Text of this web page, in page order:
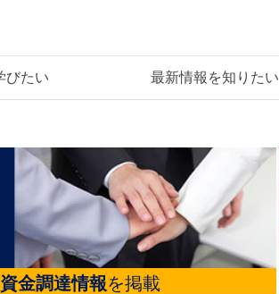
びたい 最新情報を知りたい
金調達情報を掲載